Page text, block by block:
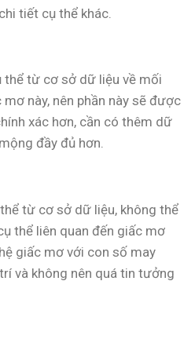
tiết cụ thể khác.
thể từ cơ sở dữ liệu về mối
này, nên phần này sẽ được
xác hơn, cần có thêm dữ
đầy đủ hơn.
từ cơ sở dữ liệu, không thể
thể liên quan đến giấc mơ
giấc mơ với con số may
và không nên quá tin tưởng